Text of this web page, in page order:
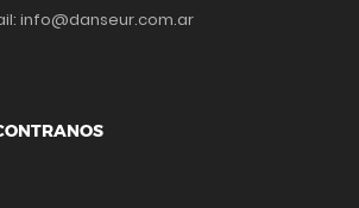
info@danseur.com.ar